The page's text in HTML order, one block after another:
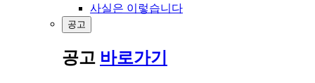
사실은 이렇습니다
공고
공고 바로가기